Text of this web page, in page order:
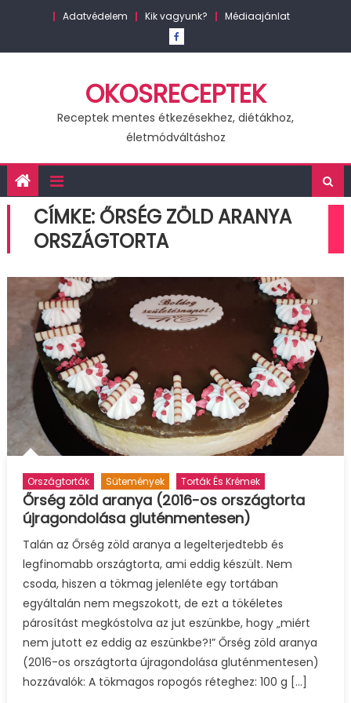
Adatvédelem Kik vagyunk? Médiaajánlat
OKOSRECEPTEK
Receptek mentes étkezésekhez, diétákhoz,
életmódváltáshoz
CÍMKE: ŐRSÉG ZÖLD ARANYA
ORSZÁGTORTA
Országtorták Sütemények Torták És Krémek
Őrség zöld aranya (2016-os országtorta
újragondolása gluténmentesen)
Talán az Őrség zöld aranya a legelterjedtebb és
legfinomabb országtorta, ami eddig készült. Nem
csoda, hiszen a tökmag jelenléte egy tortában
egyáltalán nem megszokott, de ezt a tökéletes
párosítást megkóstolva az jut eszünkbe, hogy „miért
nem jutott ez eddig az eszünkbe?!” Őrség zöld aranya
(2016-os országtorta újragondolása gluténmentesen)
hozzávalók: A tökmagos ropogós réteghez: 100 g […]